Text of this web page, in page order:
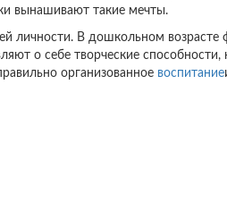
вынашивают такие мечты.
личности. В дошкольном
о себе творческие
организованное воспитание